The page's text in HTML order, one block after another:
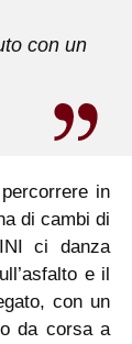
con un
in
di cambi di
ci danza
e il
con un
da corsa a